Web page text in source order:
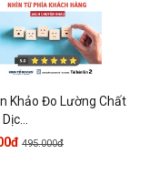
Khảo Đo Lường Chất
495.000đ